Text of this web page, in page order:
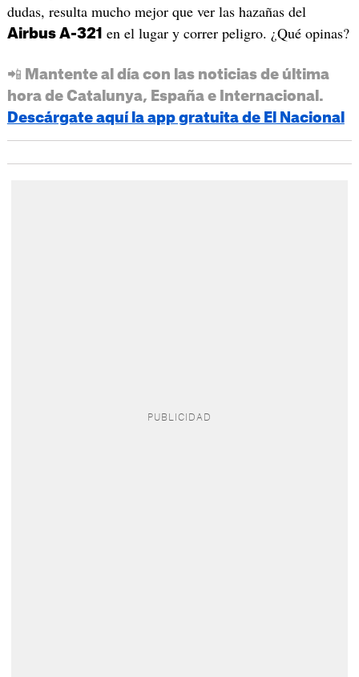
dudas, resulta mucho mejor que ver las hazañas del
Airbus A-321 en el lugar y correr peligro. ¿Qué opinas?
📲 Mantente al día con las noticias de última
hora de Catalunya, España e Internacional.
Descárgate aquí la app gratuita de El Nacional